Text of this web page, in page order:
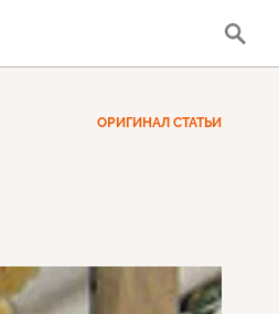
ОРИГИНАЛ СТАТЬИ